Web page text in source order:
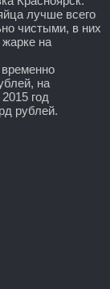
лучше всего
чистыми, в них
жарке на
на
год
рублей.